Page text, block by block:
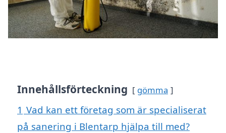
Innehållsförteckning gömma
1 Vad kan ett företag som är specialiserat
på sanering i Blentarp hjälpa till med?